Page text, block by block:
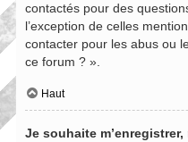
contactés pour des
l’exception de celles
contacter pour les abus ou
ce forum ? ».
Haut
Je souhaite